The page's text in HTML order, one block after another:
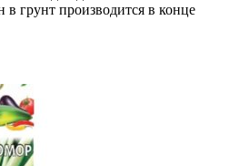
в грунт производится в конце